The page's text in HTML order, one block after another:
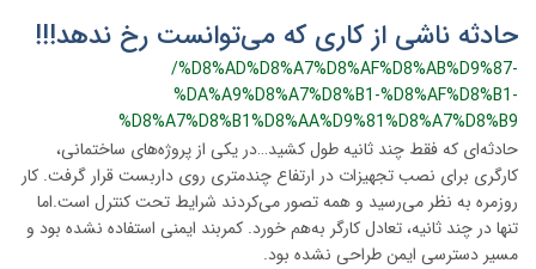
حادثه‌ ناشی از کاری که می‌توانست رخ ندهد!!!
/%D8%AD%D8%A7%D8%AF%D8%AB%D9%87-
%DA%A9%D8%A7%D8%B1-%D8%AF%D8%B1-
%D8%A7%D8%B1%D8%AA%D9%81%D8%A7%D8%B9
حادثه‌ای که فقط چند ثانیه طول کشید…در یکی از پروژه‌های ساختمانی،
کارگری برای نصب تجهیزات در ارتفاع چندمتری روی داربست قرار گرفت. کار
روزمره به نظر می‌رسید و همه تصور می‌کردند شرایط تحت کنترل است.اما
تنها در چند ثانیه، تعادل کارگر به‌هم خورد. کمربند ایمنی استفاده نشده بود و
مسیر دسترسی ایمن طراحی نشده بود.